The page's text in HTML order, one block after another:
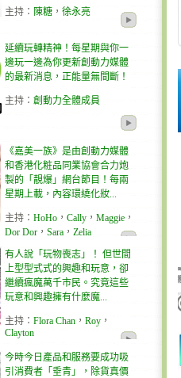
主持 ： 陳糖 ， 徐永亮
延續玩轉精神！每星期與你一
邊玩一邊為你更新創動力媒體
的最新消息，正能量無間斷！
主持 ： 創動力全體成員
《嘉美一族》是由創動力媒體
和香港化粧品同業協會合力炮
製的「靚爆」網台節目！每兩
星期上載，內容環繞化妝...
主持 ： HoHo ， Cally ， Maggie ，
Dor Dor ， Sara ， Zelia
有人說「玩物喪志」！ 但世間
上型型式式的興趣和玩意，卻
繼續瘋魔萬千市民。究竟這些
玩意和興趣擁有什麼魔...
主持 ： Flora Chan ， Roy ，
Clayton
今時今日產品和服務要成功吸
引消費者「垂青」，除貨真價